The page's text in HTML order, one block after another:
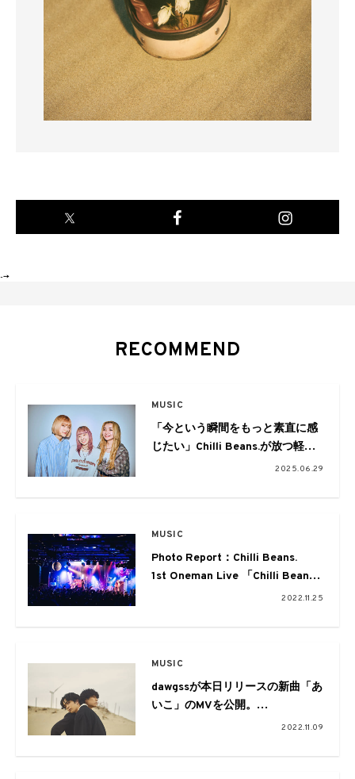
-->
RECOMMEND
MUSIC
「今という瞬間をもっと素直に感
じたい」Chilli Beans.が放つ軽や
かな新作EP『the outside wind』
2025.06.29
MUSIC
Photo Report：Chilli Beans.
1st Oneman Live 「Chilli Beans.
2022.11.25
MUSIC
dawgssが本日リリースの新曲「あ
いこ」のMVを公開。
2022.11.09